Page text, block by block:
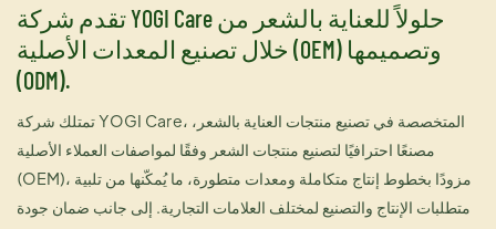
تقدم شركة YOGI Care حلولاً للعناية بالشعر من
خلال تصنيع المعدات الأصلية (OEM) وتصميمها
(ODM).
تمتلك شركة YOGI Care، المتخصصة في تصنيع منتجات العناية بالشعر،
مصنعًا احترافيًا لتصنيع منتجات الشعر وفقًا لمواصفات العملاء الأصلية
(OEM)، مزودًا بخطوط إنتاج متكاملة ومعدات متطورة، ما يُمكّنها من تلبية
متطلبات الإنتاج والتصنيع لمختلف العلامات التجارية. إلى جانب ضمان جودة